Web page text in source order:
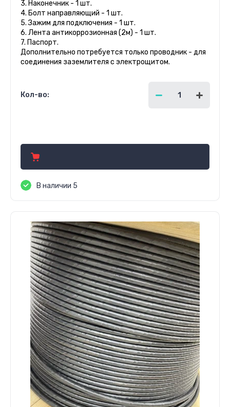
3. Наконечник - 1 шт.
4. Болт направляющий - 1 шт.
5. Зажим для подключения - 1 шт.
6. Лента антикоррозионная (2м) - 1 шт.
7. Паспорт.
Дополнительно потребуется только проводник - для
соединения заземлителя с электрощитом.
Кол-во:
В наличии 5